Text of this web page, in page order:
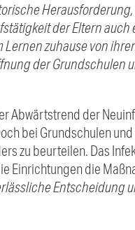
der Eltern
zuhause von
der Grundschulen
Abwärtstrend der
bei Grundschulen
zu beurteilen. Das
Einrichtungen die
Entscheidung